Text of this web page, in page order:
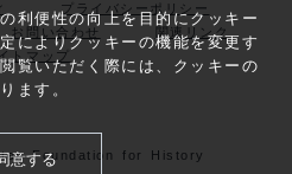
利便性の向上を目的にクッキー
によりクッキーの機能を変更す
覧いただく際には、クッキーの
ます。
意する
プライバシーポリシー
お問い合わせ
関連リンク
トマップ
Foundation for History